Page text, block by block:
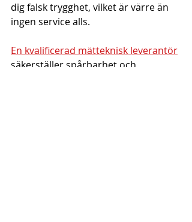
dig falsk trygghet, vilket är värre än
ingen service alls.
En kvalificerad mätteknisk leverantör
säkerställer spårbarhet och